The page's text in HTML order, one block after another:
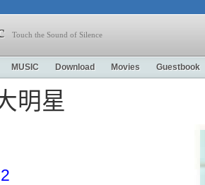
Touch the Sound of Silence
MUSIC Download Movies Guestbook
明星